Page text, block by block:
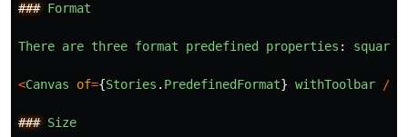
### Format
There are three format predefined properties : square
<Canvas of={Stories . PredefinedFormat} withToolbar />
### Size